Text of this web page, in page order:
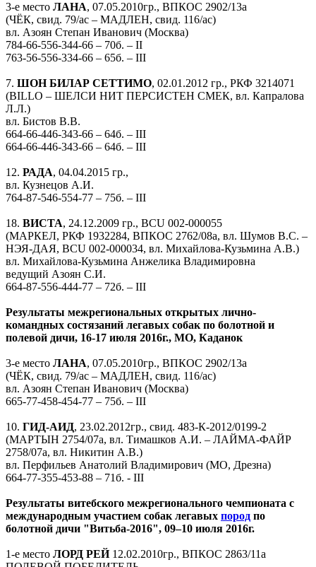
3-е место ЛАНА, 07.05.2010гр., ВПКОС 2902/13а
(ЧЁК, свид. 79/ас – МАДЛЕН, свид. 116/ас)
вл. Азоян Степан Иванович (Москва)
784-66-556-344-66 – 70б. – II
763-56-556-334-66 – 65б. – III
7. ШОН БИЛАР СЕТТИМО, 02.01.2012 гр., РКФ 3214071
(BILLO – ШЕЛСИ НИТ ПЕРСИСТЕН СМЕК, вл. Капралова
Л.Л.)
вл. Бистов В.В.
664-66-446-343-66 – 64б. – III
664-66-446-343-66 – 64б. – III
12. РАДА, 04.04.2015 гр.,
вл. Кузнецов А.И.
764-87-546-554-77 – 75б. – III
18. ВИСТА, 24.12.2009 гр., BCU 002-000055
(МАРКЕЛ, РКФ 1932284, ВПКОС 2762/08а, вл. Шумов В.С. –
НЭЯ-ДАЯ, BCU 002-000034, вл. Михайлова-Кузьмина А.В.)
вл. Михайлова-Кузьмина Анжелика Владимировна
ведущий Азоян С.И.
664-87-556-444-77 – 72б. – III
Результаты межрегиональных открытых лично-
командных состязаний легавых собак по болотной и
полевой дичи, 16-17 июля 2016г., МО, Каданок
3-е место ЛАНА, 07.05.2010гр., ВПКОС 2902/13а
(ЧЁК, свид. 79/ас – МАДЛЕН, свид. 116/ас)
вл. Азоян Степан Иванович (Москва)
665-77-458-454-77 – 75б. – III
10. ГИД-АИД, 23.02.2012гр., свид. 483-К-2012/0199-2
(МАРТЫН 2754/07а, вл. Тимашков А.И. – ЛАЙМА-ФАЙР
2758/07а, вл. Никитин А.В.)
вл. Перфильев Анатолий Владимирович (МО, Дрезна)
664-77-355-453-88 – 71б. - III
Результаты витебского межрегионального чемпионата с
международным участием собак легавых пород по
болотной дичи "Витьба-2016", 09–10 июля 2016г.
1-е место ЛОРД РЕЙ12.02.2010гр., ВПКОС 2863/11а